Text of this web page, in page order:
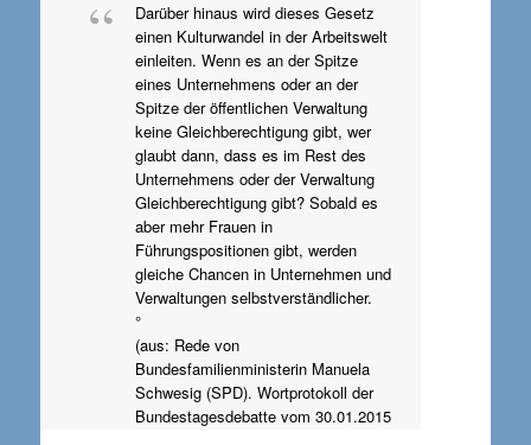
Darüber hinaus wird dieses Gesetz
einen Kulturwandel in der Arbeitswelt
einleiten. Wenn es an der Spitze
eines Unternehmens oder an der
Spitze der öffentlichen Verwaltung
keine Gleichberechtigung gibt, wer
glaubt dann, dass es im Rest des
Unternehmens oder der Verwaltung
Gleichberechtigung gibt? Sobald es
aber mehr Frauen in
Führungspositionen gibt, werden
gleiche Chancen in Unternehmen und
Verwaltungen selbstverständlicher.
°
(aus: Rede von
Bundesfamilienministerin Manuela
Schwesig (SPD). Wortprotokoll der
Bundestagesdebatte vom 30.01.2015